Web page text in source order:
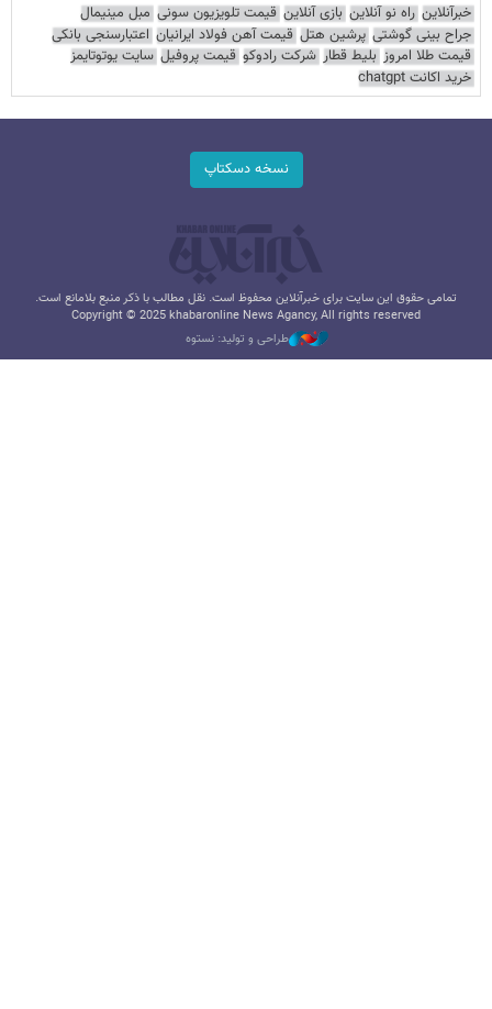
خبرآنلاین راه نو آنلاین بازی آنلاین قیمت تلویزیون سونی مبل مینیمال
جراح بینی گوشتی پرشین هتل قیمت آهن فولاد ایرانیان اعتبارسنجی بانکی
قیمت طلا امروز بلیط قطار شرکت رادوکو قیمت پروفیل سایت یوتوتایمز
خرید اکانت chatgpt
نسخه دسکتاپ
تمامی حقوق این سایت برای خبرآنلاین محفوظ است. نقل مطالب با ذکر منبع بلامانع است.
Copyright © 2025 khabaronline News Agancy, All rights reserved
طراحی و تولید: نستوه